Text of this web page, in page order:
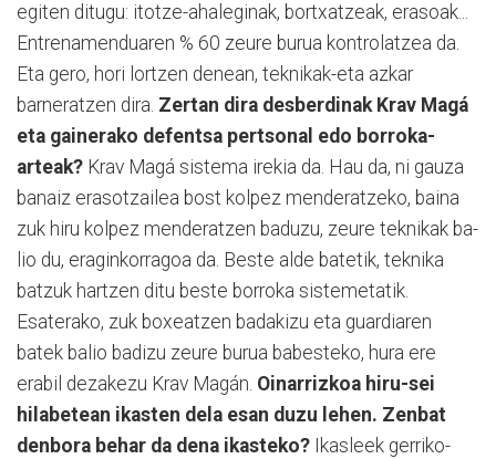
egiten ditugu: itotze-ahaleginak, bortxatzeak, erasoak...
Entrenamenduaren % 60 zeure burua kontrolatzea da.
Eta gero, hori lortzen denean, teknikak-eta azkar
barneratzen dira. Zertan dira desberdinak Krav Magá
eta gainerako defentsa pertsonal edo borroka-
arteak? Krav Magá sistema irekia da. Hau da, ni gauza
banaiz erasotzailea bost kolpez menderatzeko, baina
zuk hiru kolpez menderatzen baduzu, zeure teknikak ba-
lio du, eraginkorragoa da. Beste alde batetik, teknika
batzuk hartzen ditu beste borroka sistemetatik.
Esaterako, zuk boxeatzen badakizu eta guardiaren
batek balio badizu zeure burua babesteko, hura ere
erabil dezakezu Krav Magán. Oinarrizkoa hiru-sei
hilabetean ikasten dela esan duzu lehen. Zenbat
denbora behar da dena ikasteko? Ikasleek gerriko-